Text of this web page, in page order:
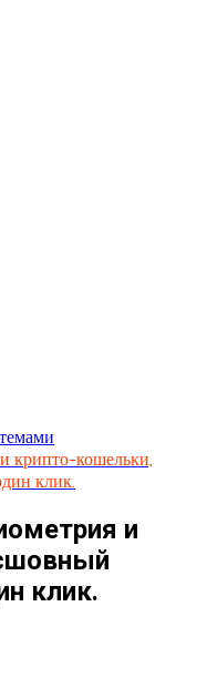
крипто-кошельки,
клик.
и
клик.